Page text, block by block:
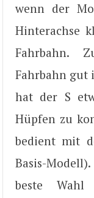
wenn der
Hinterachse
Fahrbahn.
Fahrbahn gut
hat der S
Hüpfen zu
bedient mit
Basis-
beste